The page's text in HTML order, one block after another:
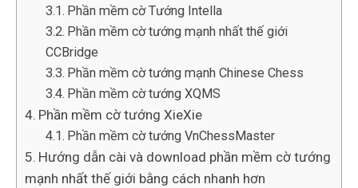
Phần mềm cờ Tướng Intella
Phần mềm cờ tướng mạnh nhất thế giới
CCBridge
Phần mềm cờ tướng mạnh Chinese Chess
Phần mềm cờ tướng XQMS
Phần mềm cờ tướng XieXie
Phần mềm cờ tướng VnChessMaster
Hướng dẫn cài và download phần mềm cờ tướng
mạnh nhất thế giới bằng cách nhanh hơn